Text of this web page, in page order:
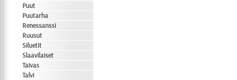
Puut
Puutarha
Renessanssi
Ruusut
Siluetit
Slaavilaiset
Taivas
Talvi